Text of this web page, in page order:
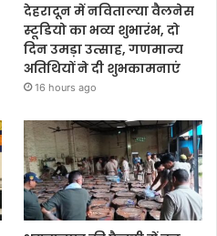
देहरादून में नविताल्या वैलनेस
स्टूडियो का भव्य शुभारंभ, दो
दिन उमड़ा उत्साह, गणमान्य
अतिथियों ने दी शुभकामनाएं
16 hours ago